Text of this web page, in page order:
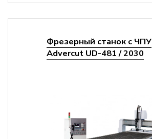
Фрезерный станок с ЧПУ
Advercut UD-481 / 2030